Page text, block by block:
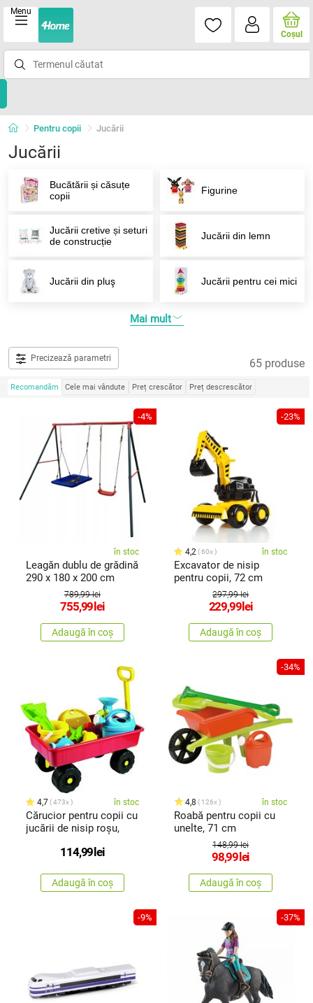
Menu
Coşul
Pentru copii Jucării
Jucării
Bucătării și căsuțe
copii
Figurine
Jucării cretive și seturi
de construcție
Jucării din lemn
Jucării din pluş Jucării pentru cei mici
Mai mult
Precizează parametri 65 produse
Recomandăm Cele mai vândute Preț crescător Preț descrescător
-4%
în stoc
Leagăn dublu de grădină
290 x 180 x 200 cm
789,99 lei
755,99 lei
Adaugă în coș
-23%
4,2 60x în stoc
Excavator de nisip
pentru copii, 72 cm
297,99 lei
229,99 lei
Adaugă în coș
4,7 473x în stoc
Cărucior pentru copii cu
jucării de nisip roșu,
114,99 lei
Adaugă în coș
-34%
4,8 126x în stoc
Roabă pentru copii cu
unelte, 71 cm
148,99 lei
98,99 lei
Adaugă în coș
-9% -37%